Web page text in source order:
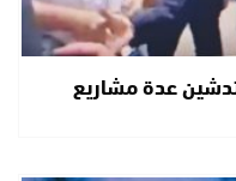
عدة مشاريع